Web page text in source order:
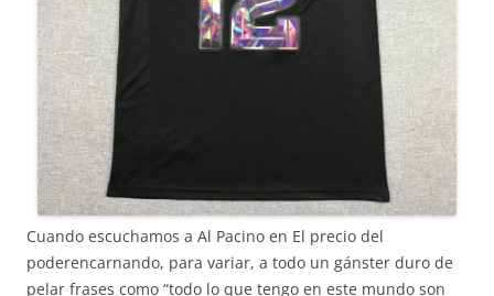
Cuando escuchamos a Al Pacino en El precio del
poderencarnando, para variar, a todo un gánster duro de
pelar frases como “todo lo que tengo en este mundo son